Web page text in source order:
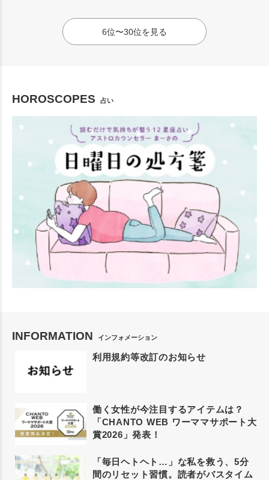
6位〜30位を見る
HOROSCOPES 占い
INFORMATION インフォメーション
利用規約等改訂のお知らせ
働く女性が今注目するアイテムは？
「CHANTO WEB ワーママサポート大
賞2026」発表！
「毎日ヘトヘト…」な私を救う、5分
間のリセット習慣。読者がバスタイム